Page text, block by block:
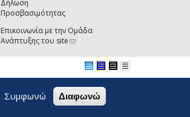
Δήλωση
Προσβασιμότητας
Επικοινωνία με την Ομάδα
Ανάπτυξης του site(link sends e-mail)
Συμφωνώ Διαφωνώ